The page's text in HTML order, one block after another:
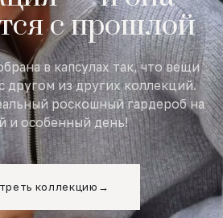
с прошлой
в капсулах так, что вещи
другом из других коллекций.
роскошный гардероб на
и особенный день!
коллекцию →